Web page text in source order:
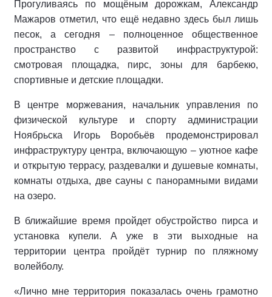
Прогуливаясь по мощёным дорожкам, Александр
Мажаров отметил, что ещё недавно здесь был лишь
песок, а сегодня – полноценное общественное
пространство с развитой инфраструктурой:
смотровая площадка, пирс, зоны для барбекю,
спортивные и детские площадки.
В центре моржевания, начальник управления по
физической культуре и спорту администрации
Ноябрьска Игорь Воробьёв продемонстрировал
инфраструктуру центра, включающую – уютное кафе
и открытую террасу, раздевалки и душевые комнаты,
комнаты отдыха, две сауны с панорамными видами
на озеро.
В ближайшие время пройдет обустройство пирса и
установка купели. А уже в эти выходные на
территории центра пройдёт турнир по пляжному
волейболу.
«Лично мне территория показалась очень грамотно